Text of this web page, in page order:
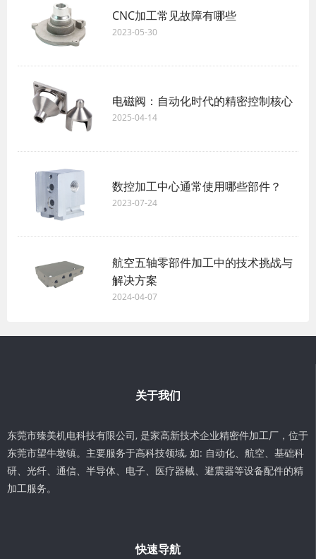
CNC加工常见故障有哪些
2023-05-30
电磁阀：自动化时代的精密控制核心
2025-04-14
数控加工中心通常使用哪些部件？
2023-07-24
航空五轴零部件加工中的技术挑战与
解决方案
2024-04-07
关于我们
东莞市臻美机电科技有限公司, 是家高新技术企业精密件加工厂，位于
东莞市望牛墩镇。主要服务于高科技领域, 如: 自动化、航空、基础科
研、光纤、通信、半导体、电子、医疗器械、避震器等设备配件的精
加工服务。
快速导航